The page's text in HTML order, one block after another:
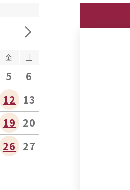
金 土
5
6
12
13
19 20
26 27